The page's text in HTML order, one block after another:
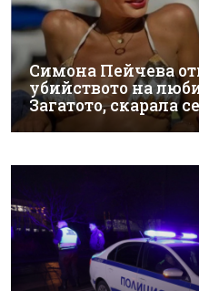
Симона Пейчева
убийството на
Загатото, скарала